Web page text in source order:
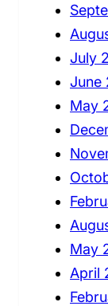
July
June
May
May
April